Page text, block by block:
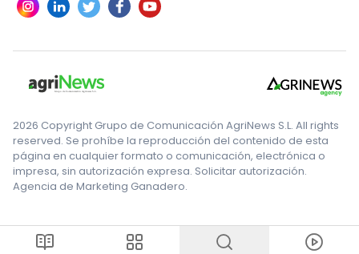
2026 Copyright Grupo de Comunicación AgriNews S.L. All rights
reserved. Se prohíbe la reproducción del contenido de esta
página en cualquier formato o comunicación, electrónica o
impresa, sin autorización expresa. Solicitar autorización.
Agencia de Marketing Ganadero.